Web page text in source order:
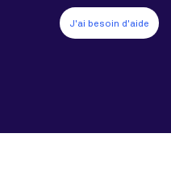
J'ai besoin d'aide